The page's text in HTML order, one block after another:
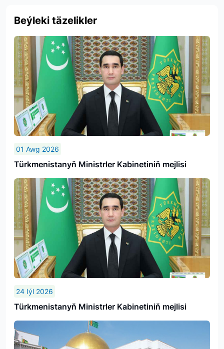
Beýleki täzelikler
01 Awg 2026
Türkmenistanyň Ministrler Kabinetiniň mejlisi
24 Iýl 2026
Türkmenistanyň Ministrler Kabinetiniň mejlisi